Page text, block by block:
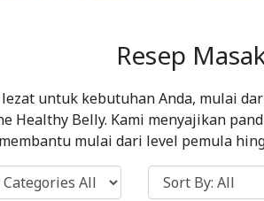
Resep
untuk kebutuhan Anda, mulai
Healthy Belly. Kami menyajikan
mulai dari level pemula